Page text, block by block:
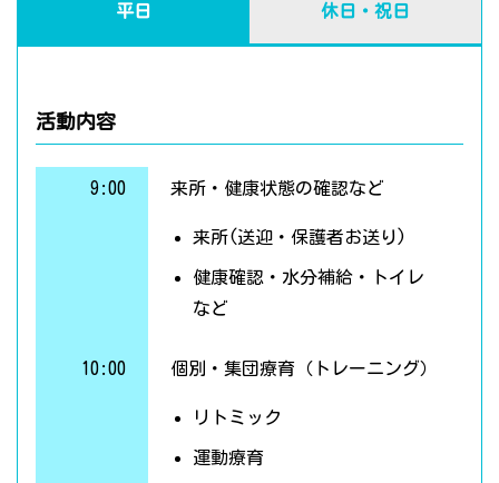
平日 休日・祝日
活動内容
9:00 来所・健康状態の確認など
来所(送迎・保護者お送り)
健康確認・水分補給・トイレ
など
10:00 個別・集団療育（トレーニング）
リトミック
運動療育